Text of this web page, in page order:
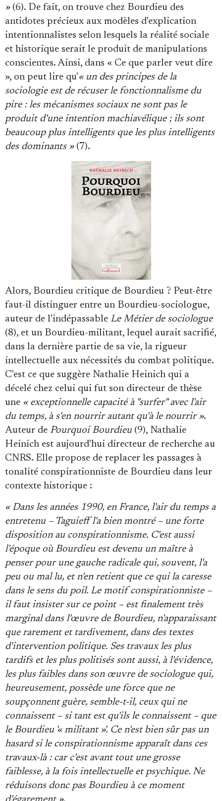
»(6). De fait, on trouve chez Bourdieu des
antidotes précieux aux modèles d'explication
intentionnalistes selon lesquels la réalité sociale
et historique serait le produit de manipulations
conscientes. Ainsi, dans « Ce que parler veut dire
», on peut lire qu'« un des principes de la
sociologie est de récuser le fonctionnalisme du
pire : les mécanismes sociaux ne sont pas le
produit d'une intention machiavélique ; ils sont
beaucoup plus intelligents que les plus intelligents
des dominants »(7).
Alors, Bourdieu critique de Bourdieu ? Peut-être
faut-il distinguer entre un Bourdieu-sociologue,
auteur de l'indépassable Le Métier de sociologue
(8), et un Bourdieu-militant, lequel aurait sacrifié,
dans la dernière partie de sa vie, la rigueur
intellectuelle aux nécessités du combat politique.
C'est ce que suggère Nathalie Heinich qui a
décelé chez celui qui fut son directeur de thèse
une « exceptionnelle capacité à "surfer" avec l'air
du temps, à s'en nourrir autant qu'à le nourrir ».
Auteur de Pourquoi Bourdieu(9), Nathalie
Heinich est aujourd'hui directeur de recherche au
CNRS. Elle propose de replacer les passages à
tonalité conspirationniste de Bourdieu dans leur
contexte historique :
« Dans les années 1990, en France, l'air du temps a
entretenu – Taguieff l'a bien montré – une forte
disposition au conspirationnisme. C'est aussi
l'époque où Bourdieu est devenu un maître à
penser pour une gauche radicale qui, souvent, l'a
peu ou mal lu, et n'en retient que ce qui la caresse
dans le sens du poil. Le motif conspirationniste –
il faut insister sur ce point – est finalement très
marginal dans l'œuvre de Bourdieu, n'apparaissant
que rarement et tardivement, dans des textes
d'intervention politique. Ses travaux les plus
tardifs et les plus politisés sont aussi, à l'évidence,
les plus faibles dans son œuvre de sociologue qui,
heureusement, possède une force que ne
soupçonnent guère, semble-t-il, ceux qui ne
connaissent – si tant est qu'ils le connaissent – que
le Bourdieu '« militant »'. Ce n'est bien sûr pas un
hasard si le conspirationnisme apparaît dans ces
travaux-là : car c'est avant tout une grosse
faiblesse, à la fois intellectuelle et psychique. Ne
réduisons donc pas Bourdieu à ce moment